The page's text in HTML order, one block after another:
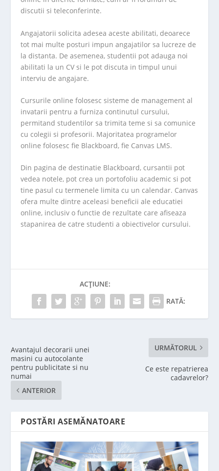
discutii si teleconferinte.
Angajatorii solicita adesea aceste abilitati, deoarece
tot mai multe posturi impun angajatilor sa lucreze de
la distanta. De asemenea, studentii pot adauga noi
abilitati la un CV si le pot discuta in timpul unui
interviu de angajare.
Cursurile online folosesc sisteme de management al
invatarii pentru a furniza continutul cursului,
permitand studentilor sa trimita teme si sa comunice
cu colegii si profesorii. Majoritatea programelor
online folosesc fie Blackboard, fie Canvas LMS.
Din pagina de destinatie Blackboard, cursantii pot
vedea notele, pot crea un portofoliu academic si pot
tine pasul cu termenele limita cu un calendar. Canvas
ofera multe dintre aceleasi beneficii ale educatiei
online, inclusiv o functie de rezultate care afiseaza
stapanirea de catre studenti a obiectivelor cursului.
ACȚIUNE:
RATĂ:
Avantajul decorarii unei
masini cu autocolante
pentru publicitate si nu
numai
ANTERIOR
URMĂTORUL
Ce este repatrierea
cadavrelor?
POSTĂRI ASEMĂNATOARE